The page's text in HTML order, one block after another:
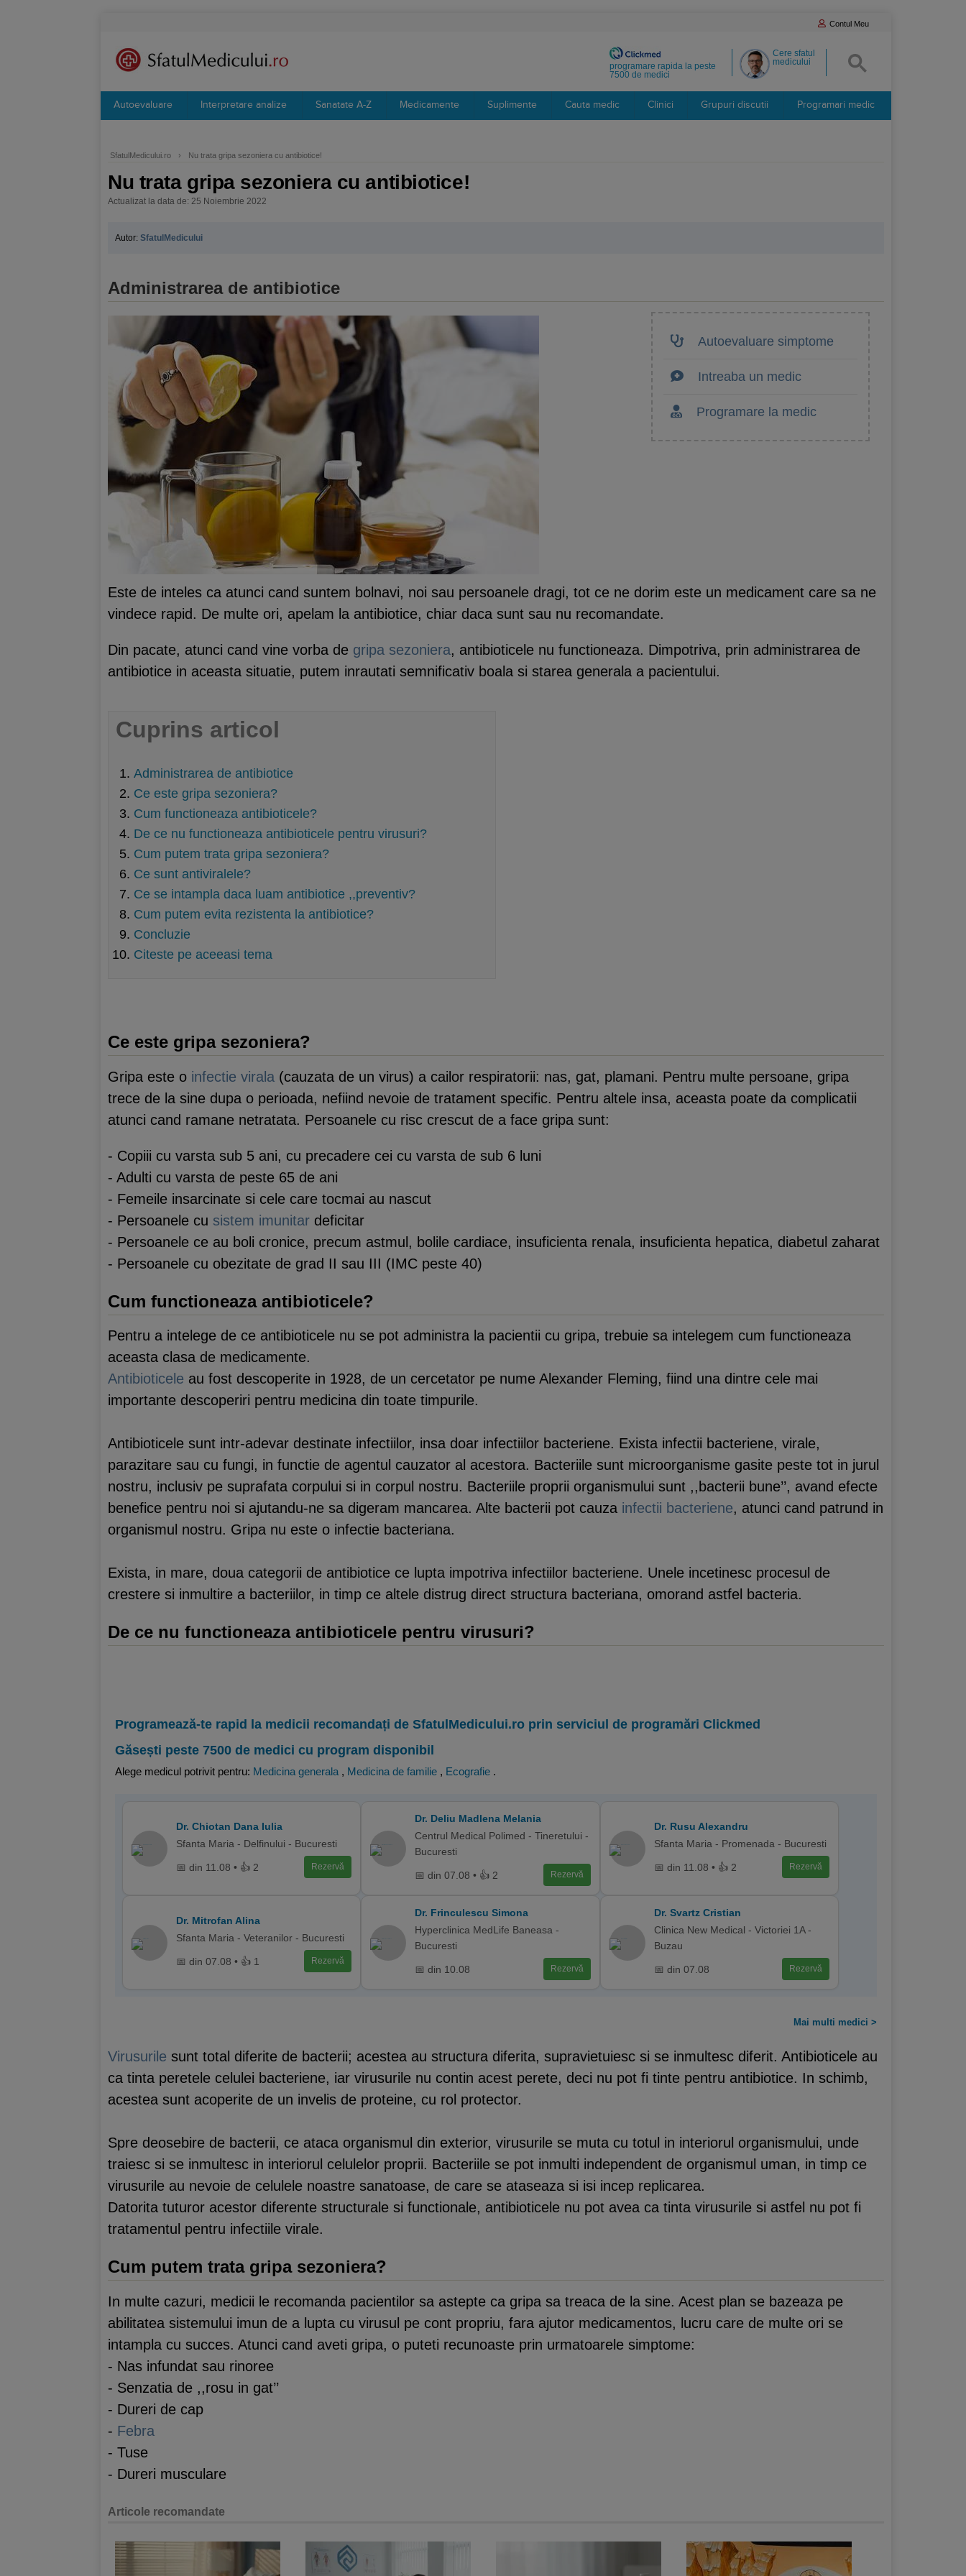
Contul Meu
Cere sfatul
medicului
programare rapida la peste
7500 de medici
Autoevaluare Interpretare analize Sanatate A-Z Medicamente Suplimente Cauta medic Clinici Grupuri discutii Programari medic
SfatulMedicului.ro › Nu trata gripa sezoniera cu antibiotice!
Nu trata gripa sezoniera cu antibiotice!
Actualizat la data de: 25 Noiembrie 2022
Autor: SfatulMedicului
Administrarea de antibiotice
Autoevaluare simptome
Intreaba un medic
Programare la medic
Este de inteles ca atunci cand suntem bolnavi, noi sau persoanele dragi, tot ce ne dorim este un medicament care sa ne
vindece rapid. De multe ori, apelam la antibiotice, chiar daca sunt sau nu recomandate.
Din pacate, atunci cand vine vorba de gripa sezoniera, antibioticele nu functioneaza. Dimpotriva, prin administrarea de
antibiotice in aceasta situatie, putem inrautati semnificativ boala si starea generala a pacientului.
Cuprins articol
Administrarea de antibiotice
Ce este gripa sezoniera?
Cum functioneaza antibioticele?
De ce nu functioneaza antibioticele pentru virusuri?
Cum putem trata gripa sezoniera?
Ce sunt antiviralele?
Ce se intampla daca luam antibiotice ,,preventiv?
Cum putem evita rezistenta la antibiotice?
Concluzie
Citeste pe aceeasi tema
Ce este gripa sezoniera?
Gripa este o infectie virala (cauzata de un virus) a cailor respiratorii: nas, gat, plamani. Pentru multe persoane, gripa
trece de la sine dupa o perioada, nefiind nevoie de tratament specific. Pentru altele insa, aceasta poate da complicatii
atunci cand ramane netratata. Persoanele cu risc crescut de a face gripa sunt:
- Copiii cu varsta sub 5 ani, cu precadere cei cu varsta de sub 6 luni
- Adulti cu varsta de peste 65 de ani
- Femeile insarcinate si cele care tocmai au nascut
- Persoanele cu sistem imunitar deficitar
- Persoanele ce au boli cronice, precum astmul, bolile cardiace, insuficienta renala, insuficienta hepatica, diabetul zaharat
- Persoanele cu obezitate de grad II sau III (IMC peste 40)
Cum functioneaza antibioticele?
Pentru a intelege de ce antibioticele nu se pot administra la pacientii cu gripa, trebuie sa intelegem cum functioneaza
aceasta clasa de medicamente.
Antibioticele au fost descoperite in 1928, de un cercetator pe nume Alexander Fleming, fiind una dintre cele mai
importante descoperiri pentru medicina din toate timpurile.
Antibioticele sunt intr-adevar destinate infectiilor, insa doar infectiilor bacteriene. Exista infectii bacteriene, virale,
parazitare sau cu fungi, in functie de agentul cauzator al acestora. Bacteriile sunt microorganisme gasite peste tot in jurul
nostru, inclusiv pe suprafata corpului si in corpul nostru. Bacteriile proprii organismului sunt ,,bacterii bune’’, avand efecte
benefice pentru noi si ajutandu-ne sa digeram mancarea. Alte bacterii pot cauza infectii bacteriene, atunci cand patrund in
organismul nostru. Gripa nu este o infectie bacteriana.
Exista, in mare, doua categorii de antibiotice ce lupta impotriva infectiilor bacteriene. Unele incetinesc procesul de
crestere si inmultire a bacteriilor, in timp ce altele distrug direct structura bacteriana, omorand astfel bacteria.
De ce nu functioneaza antibioticele pentru virusuri?
Programează-te rapid la medicii recomandați de SfatulMedicului.ro prin serviciul de programări Clickmed
Găsești peste 7500 de medici cu program disponibil
Alege medicul potrivit pentru: Medicina generala , Medicina de familie , Ecografie .
Dr. Chiotan Dana Iulia
Sfanta Maria - Delfinului - Bucuresti
📅 din 11.08 • 👍 2 Rezervă
Dr. Deliu Madlena Melania
Centrul Medical Polimed - Tineretului -
Bucuresti
📅 din 07.08 • 👍 2 Rezervă
Dr. Rusu Alexandru
Sfanta Maria - Promenada - Bucuresti
📅 din 11.08 • 👍 2 Rezervă
Dr. Mitrofan Alina
Sfanta Maria - Veteranilor - Bucuresti
📅 din 07.08 • 👍 1 Rezervă
Dr. Frinculescu Simona
Hyperclinica MedLife Baneasa -
Bucuresti
📅 din 10.08 Rezervă
Dr. Svartz Cristian
Clinica New Medical - Victoriei 1A -
Buzau
📅 din 07.08 Rezervă
Mai multi medici >
Virusurile sunt total diferite de bacterii; acestea au structura diferita, supravietuiesc si se inmultesc diferit. Antibioticele au
ca tinta peretele celulei bacteriene, iar virusurile nu contin acest perete, deci nu pot fi tinte pentru antibiotice. In schimb,
acestea sunt acoperite de un invelis de proteine, cu rol protector.
Spre deosebire de bacterii, ce ataca organismul din exterior, virusurile se muta cu totul in interiorul organismului, unde
traiesc si se inmultesc in interiorul celulelor proprii. Bacteriile se pot inmulti independent de organismul uman, in timp ce
virusurile au nevoie de celulele noastre sanatoase, de care se ataseaza si isi incep replicarea.
Datorita tuturor acestor diferente structurale si functionale, antibioticele nu pot avea ca tinta virusurile si astfel nu pot fi
tratamentul pentru infectiile virale.
Cum putem trata gripa sezoniera?
In multe cazuri, medicii le recomanda pacientilor sa astepte ca gripa sa treaca de la sine. Acest plan se bazeaza pe
abilitatea sistemului imun de a lupta cu virusul pe cont propriu, fara ajutor medicamentos, lucru care de multe ori se
intampla cu succes. Atunci cand aveti gripa, o puteti recunoaste prin urmatoarele simptome:
- Nas infundat sau rinoree
- Senzatia de ,,rosu in gat’’
- Dureri de cap
- Febra
- Tuse
- Dureri musculare
Articole recomandate